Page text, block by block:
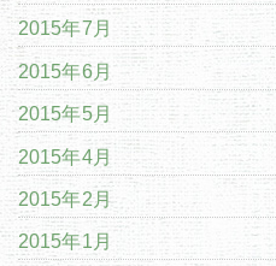
2015年7月
2015年6月
2015年5月
2015年4月
2015年2月
2015年1月